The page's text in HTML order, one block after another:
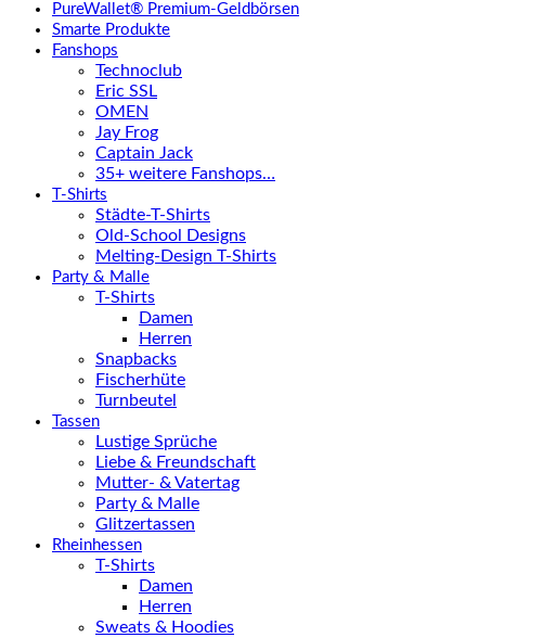
PureWallet® Premium-Geldbörsen
Smarte Produkte
Fanshops
Technoclub
Eric SSL
OMEN
Jay Frog
Captain Jack
35+ weitere Fanshops…
T-Shirts
Städte-T-Shirts
Old-School Designs
Melting-Design T-Shirts
Party & Malle
T-Shirts
Damen
Herren
Snapbacks
Fischerhüte
Turnbeutel
Tassen
Lustige Sprüche
Liebe & Freundschaft
Mutter- & Vatertag
Party & Malle
Glitzertassen
Rheinhessen
T-Shirts
Damen
Herren
Sweats & Hoodies